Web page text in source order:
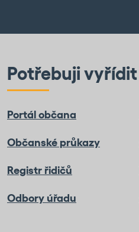
Potřebuji vyřídit
Portál občana
Občanské průkazy
Registr řidičů
Odbory úřadu